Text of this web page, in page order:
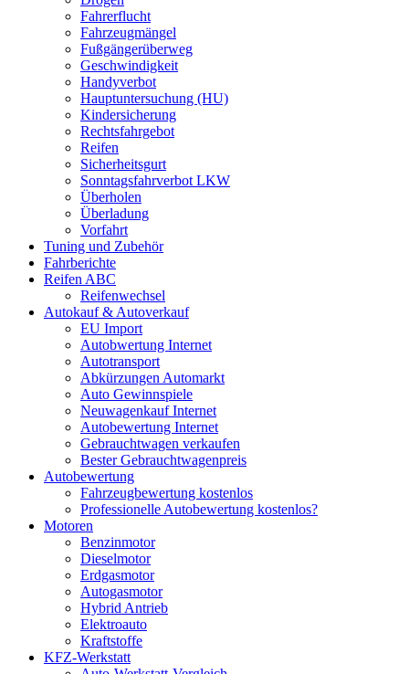
Fahrerflucht
Fahrzeugmängel
Fußgängerüberweg
Geschwindigkeit
Handyverbot
Hauptuntersuchung (HU)
Kindersicherung
Rechtsfahrgebot
Reifen
Sicherheitsgurt
Sonntagsfahrverbot LKW
Überholen
Überladung
Vorfahrt
Tuning und Zubehör
Fahrberichte
Reifen ABC
Reifenwechsel
Autokauf & Autoverkauf
EU Import
Autobwertung Internet
Autotransport
Abkürzungen Automarkt
Auto Gewinnspiele
Neuwagenkauf Internet
Autobewertung Internet
Gebrauchtwagen verkaufen
Bester Gebrauchtwagenpreis
Autobewertung
Fahrzeugbewertung kostenlos
Professionelle Autobewertung kostenlos?
Motoren
Benzinmotor
Dieselmotor
Erdgasmotor
Autogasmotor
Hybrid Antrieb
Elektroauto
Kraftstoffe
KFZ-Werkstatt